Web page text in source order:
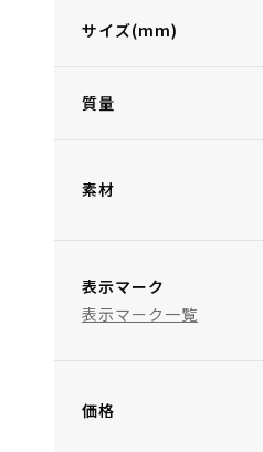
サイズ(mm)
質量
素材
表示マーク
表示マーク一覧
価格